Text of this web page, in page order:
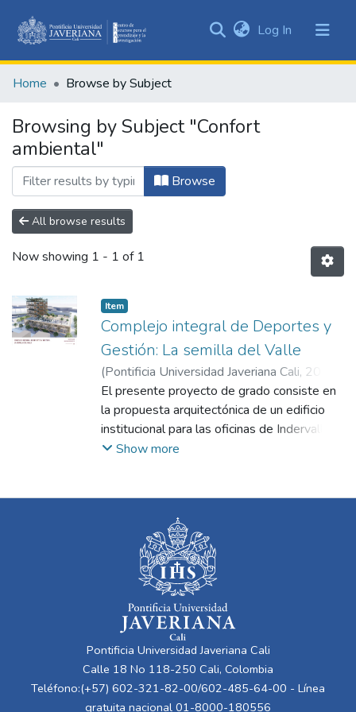
&
All of DSpace
Log In (current)
Home Browse by Subject
Browsing by Subject "Confort
ambiental"
Browse
All browse results
Now showing 1 - 1 of 1
Item
Complejo integral de Deportes y
Gestión: La semilla del Valle
(Pontificia Universidad Javeriana Cali, 2025
Pérez Gómez, Andrea;Montero Sánchez,
Andrés Eduardo;García Quintana, Héctor
Mauricio
El presente proyecto de grado consiste en
la propuesta arquitectónica de un edificio
institucional para las oficinas de Indervalle,
llamado " La semilla del Valle" con sede en
potencial deportivo del Valle del Cauca,
dando lugar a una edificación híbrida que
articule lo institucional con lo público. El
edificio se plantea bajo una tipología de
torre-plataforma, donde la base —la
plataforma— alberga espacios deportivos
abiertos a la ciudadanía, mientras que la
torre contiene las zonas administrativas de
Indervalle. Esta configuración busca
fomentar el encuentro entre la gestión y la
Show more
Pontificia Universidad Javeriana Cali
Calle 18 No 118-250 Cali, Colombia
Teléfono:(+57) 602-321-82-00/602-485-64-00 - Línea
gratuita nacional 01-8000-180556